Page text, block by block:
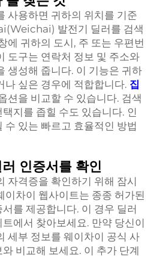
사용하면 귀하의 위치를 기준
발전기 딜러를 검색
에 귀하의 도시, 주 또는 우편번
도구는 연락처 정보 및 주소와
생성해 줍니다. 이 기능은 귀하
나 싶은 경우에 적합합니다. 집
션을 비교할 수 있습니다. 검색
지를 좁힐 수도 있습니다. 인
수 있는 빠르고 효율적인 방법
인증서를 확인
자격증을 확인하기 위해 잠시
이차이 웹사이트는 종종 허가된
를 제공합니다. 이 경우 딜러
에서 찾아보세요. 만약 당신이
세부 정보를 웨이차이 공식 사
비교해 보세요. 이 추가 단계